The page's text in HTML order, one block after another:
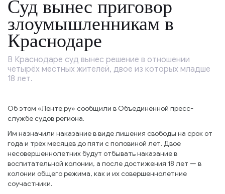
Суд вынес приговор
злоумышленникам в
Краснодаре
В Краснодаре суд вынес решение в отношении
четырёх местных жителей, двое из которых младше
18 лет.
Об этом «Ленте.ру» сообщили в Объединённой пресс-
службе судов региона.
Им назначили наказание в виде лишения свободы на срок от
года и трёх месяцев до пяти с половиной лет. Двое
несовершеннолетних будут отбывать наказание в
воспитательной колонии, а после достижения 18 лет — в
колонии общего режима, как и их совершеннолетние
соучастники.